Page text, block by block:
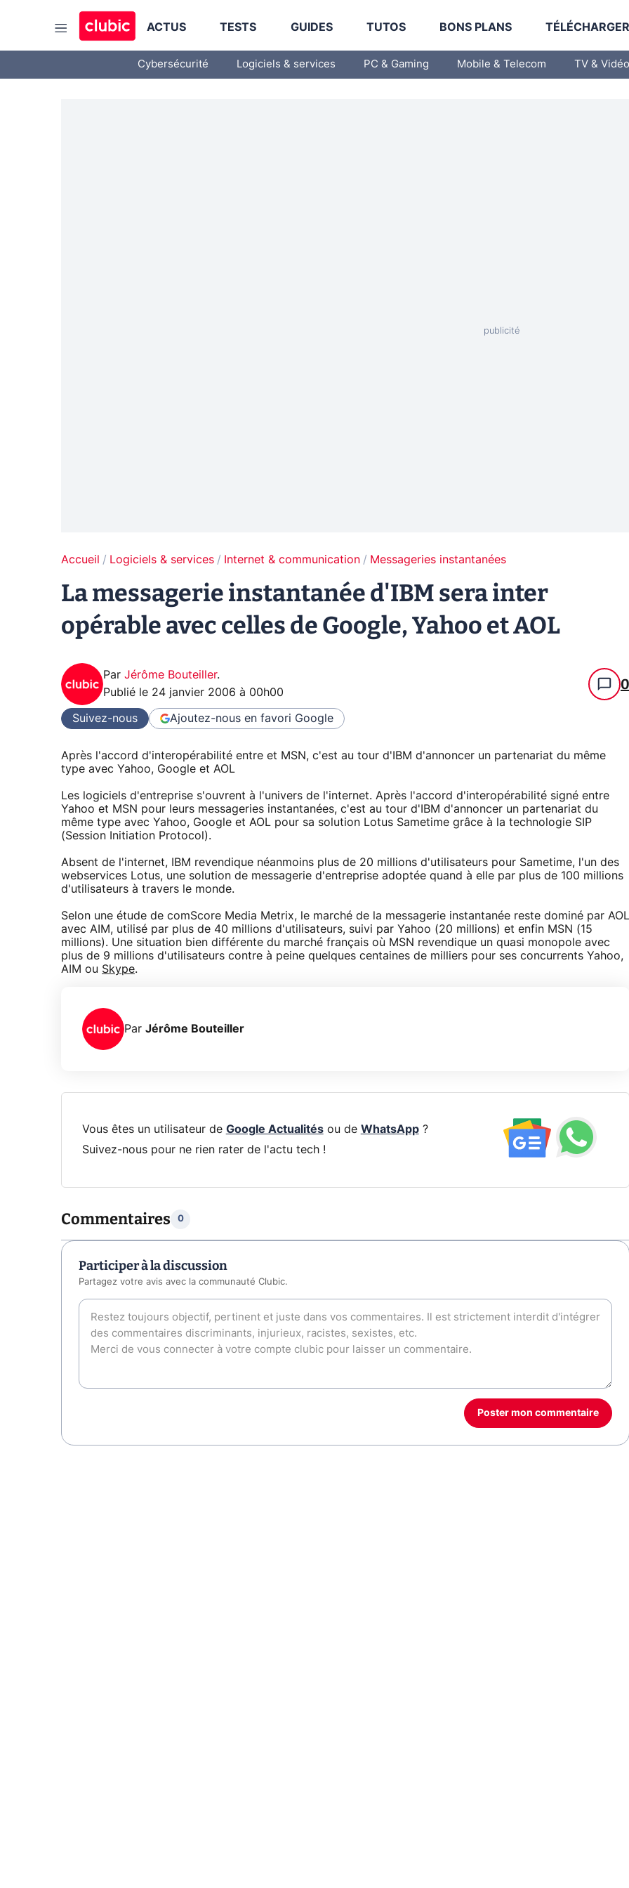
ACTUS TESTS GUIDES TUTOS BONS PLANS
Cybersécurité Logiciels & services PC & Gaming Mobile & Telecom TV & Vidéo
Accueil Logiciels & services Internet & communication Messageries instantanées
La messagerie instantanée d'IBM sera inter
opérable avec celles de Google, Yahoo et AOL
Par Jérôme Bouteiller.
Publié le 24 janvier 2006 à 00h00 0
Suivez-nous Ajoutez-nous en favori Google
Après l'accord d'interopérabilité entre et MSN, c'est au tour d'IBM d'annoncer un partenariat du même
type avec Yahoo, Google et AOL
Les logiciels d'entreprise s'ouvrent à l'univers de l'internet. Après l'accord d'interopérabilité signé entre
Yahoo et MSN pour leurs messageries instantanées, c'est au tour d'IBM d'annoncer un partenariat du
même type avec Yahoo, Google et AOL pour sa solution Lotus Sametime grâce à la technologie SIP
(Session Initiation Protocol).
Absent de l'internet, IBM revendique néanmoins plus de 20 millions d'utilisateurs pour Sametime, l'un des
webservices Lotus, une solution de messagerie d'entreprise adoptée quand à elle par plus de 100 millions
d'utilisateurs à travers le monde.
Selon une étude de comScore Media Metrix, le marché de la messagerie instantanée reste dominé par AOL
avec AIM, utilisé par plus de 40 millions d'utilisateurs, suivi par Yahoo (20 millions) et enfin MSN (15
millions). Une situation bien différente du marché français où MSN revendique un quasi monopole avec
plus de 9 millions d'utilisateurs contre à peine quelques centaines de milliers pour ses concurrents Yahoo,
AIM ou Skype.
Par Jérôme Bouteiller
Vous êtes un utilisateur de Google Actualitésou de WhatsApp?
Suivez-nous pour ne rien rater de l'actu tech !
Commentaires 0
Participer à la discussion
Partagez votre avis avec la communauté Clubic.
Poster mon commentaire